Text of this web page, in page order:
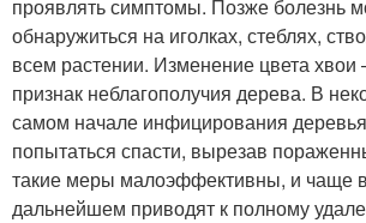
проявлять симптомы. Позже болезнь
обнаружиться на иголках, стеблях,
всем растении. Изменение цвета
признак неблагополучия дерева. В
самом начале инфицирования
попытаться спасти, вырезав
такие меры малоэффективны, и чаще
дальнейшем приводят к полному